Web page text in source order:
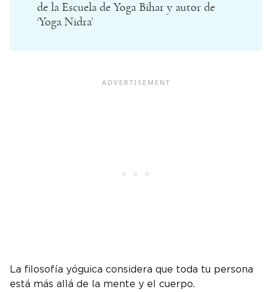
de la Escuela de Yoga Bihar y autor de
‘Yoga Nidra’
La filosofía yóguica considera que toda tu persona
está más allá de la mente y el cuerpo.